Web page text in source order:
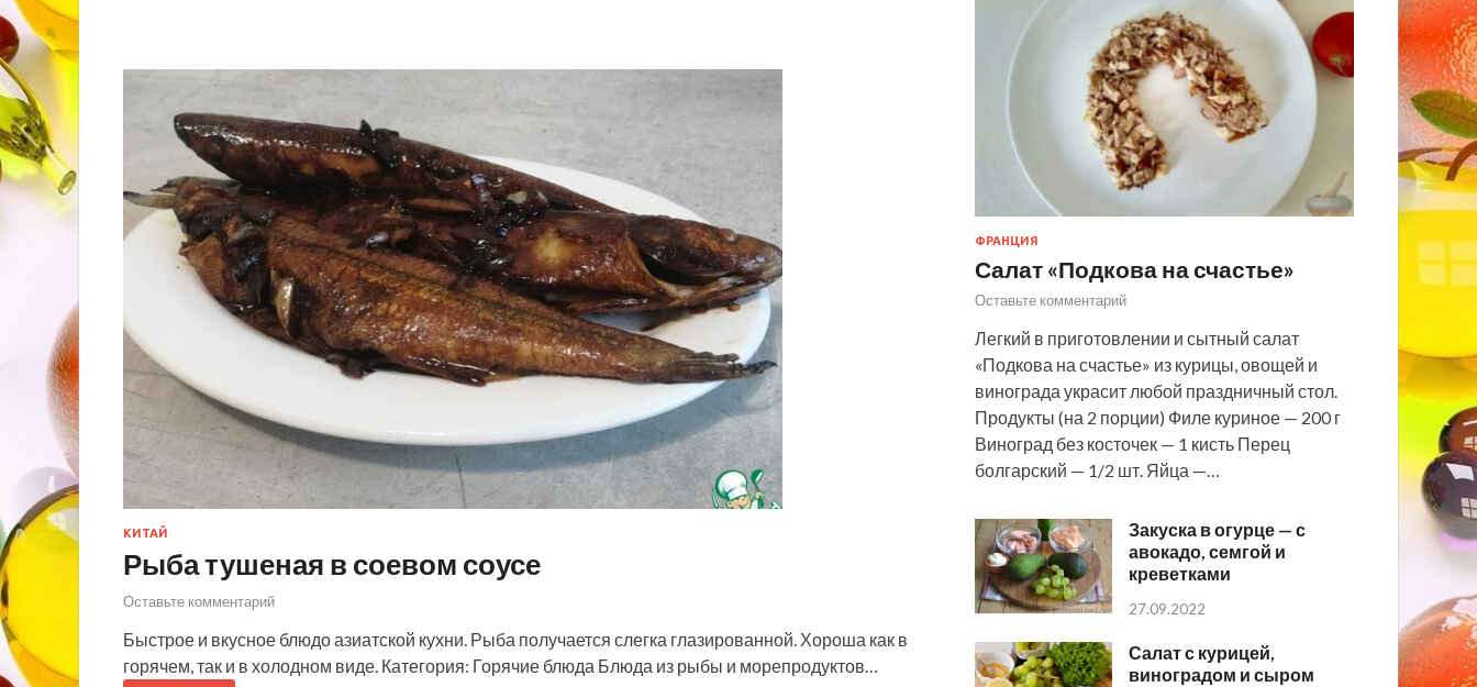
КИТАЙ
Рыба тушеная в соевом соусе
Оставьте комментарий
Быстрое и вкусное блюдо азиатской кухни. Рыба получается слегка глазированной. Хороша как в
горячем, так и в холодном виде. Категория: Горячие блюда Блюда из рыбы и морепродуктов…
ФРАНЦИЯ
Салат «Подкова на счастье»
Оставьте комментарий
Легкий в приготовлении и сытный салат
«Подкова на счастье» из курицы, овощей и
винограда украсит любой праздничный стол.
Продукты (на 2 порции) Филе куриное — 200 г
Виноград без косточек — 1 кисть Перец
болгарский — 1/2 шт. Яйца —…
Закуска в огурце — с
авокадо, семгой и
креветками
27.09.2022
Салат с курицей,
виноградом и сыром